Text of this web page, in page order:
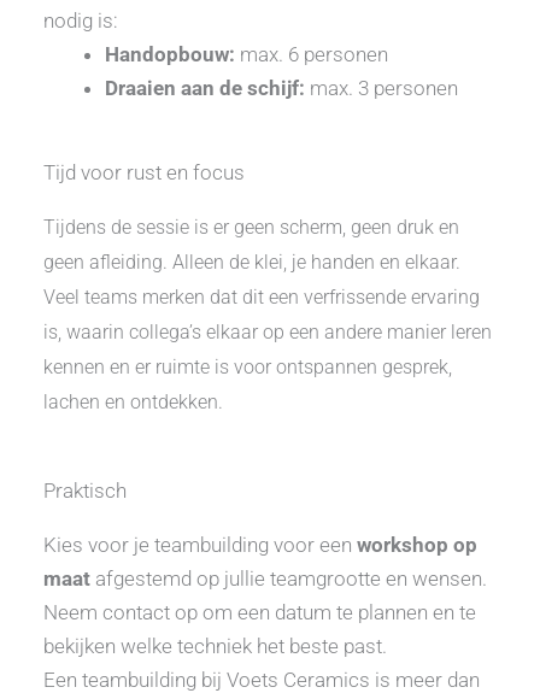
nodig is:
Handopbouw: max. 6 personen
Draaien aan de schijf: max. 3 personen
Tijd voor rust en focus
Tijdens de sessie is er geen scherm, geen druk en
geen afleiding. Alleen de klei, je handen en elkaar.
Veel teams merken dat dit een verfrissende ervaring
is, waarin collega’s elkaar op een andere manier leren
kennen en er ruimte is voor ontspannen gesprek,
lachen en ontdekken.
Praktisch
Kies voor je teambuilding voor eenworkshop op
maat afgestemd op jullie teamgrootte en wensen.
Neem contact op om een datum te plannen en te
bekijken welke techniek het beste past.
Een teambuilding bij Voets Ceramics is meer dan